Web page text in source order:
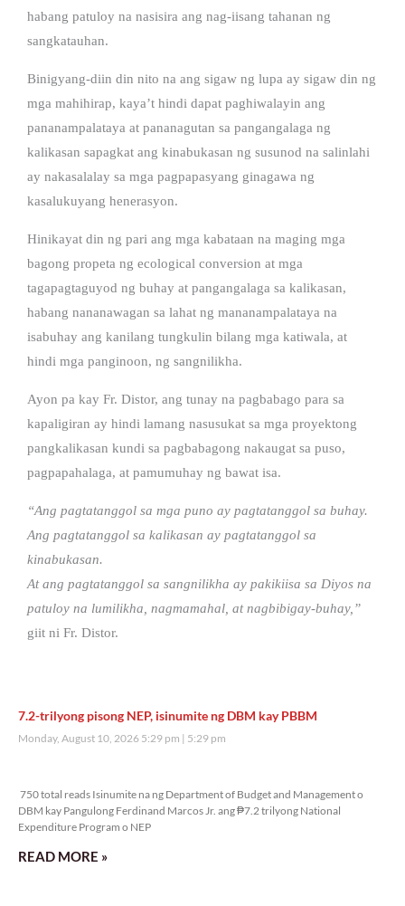
habang patuloy na nasisira ang nag-iisang tahanan ng
sangkatauhan.
Binigyang-diin din nito na ang sigaw ng lupa ay sigaw din ng
mga mahihirap, kaya’t hindi dapat paghiwalayin ang
pananampalataya at pananagutan sa pangangalaga ng
kalikasan sapagkat ang kinabukasan ng susunod na salinlahi
ay nakasalalay sa mga pagpapasyang ginagawa ng
kasalukuyang henerasyon.
Hinikayat din ng pari ang mga kabataan na maging mga
bagong propeta ng ecological conversion at mga
tagapagtaguyod ng buhay at pangangalaga sa kalikasan,
habang nananawagan sa lahat ng mananampalataya na
isabuhay ang kanilang tungkulin bilang mga katiwala, at
hindi mga panginoon, ng sangnilikha.
Ayon pa kay Fr. Distor, ang tunay na pagbabago para sa
kapaligiran ay hindi lamang nasusukat sa mga proyektong
pangkalikasan kundi sa pagbabagong nakaugat sa puso,
pagpapahalaga, at pamumuhay ng bawat isa.
“Ang pagtatanggol sa mga puno ay pagtatanggol sa buhay.
Ang pagtatanggol sa kalikasan ay pagtatanggol sa
kinabukasan.
At ang pagtatanggol sa sangnilikha ay pakikiisa sa Diyos na
patuloy na lumilikha, nagmamahal, at nagbibigay-buhay,”
giit ni Fr. Distor.
7.2-trilyong pisong NEP, isinumite ng DBM kay PBBM
Monday, August 10, 2026 5:29 pm 5:29 pm
750 total reads Isinumite na ng Department of Budget and Management o
DBM kay Pangulong Ferdinand Marcos Jr. ang ₱7.2 trilyong National
Expenditure Program o NEP
READ MORE »